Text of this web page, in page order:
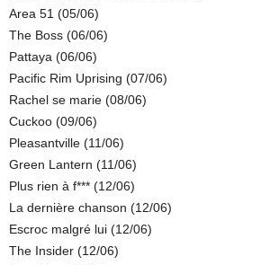
Area 51 (05/06)
The Boss (06/06)
Pattaya (06/06)
Pacific Rim Uprising (07/06)
Rachel se marie (08/06)
Cuckoo (09/06)
Pleasantville (11/06)
Green Lantern (11/06)
Plus rien à f*** (12/06)
La dernière chanson (12/06)
Escroc malgré lui (12/06)
The Insider (12/06)